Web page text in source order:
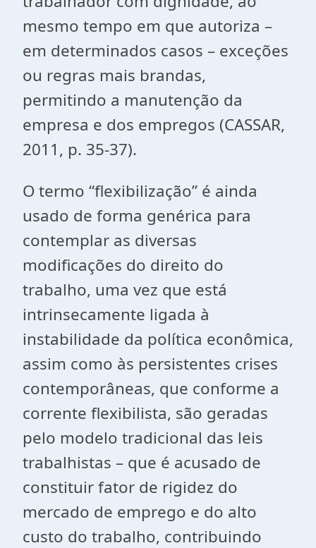
mesmo tempo em que autoriza –
em determinados casos – exceções
ou regras mais brandas,
permitindo a manutenção da
empresa e dos empregos (CASSAR,
2011, p. 35-37).
O termo “flexibilização” é ainda
usado de forma genérica para
contemplar as diversas
modificações do direito do
trabalho, uma vez que está
intrinsecamente ligada à
instabilidade da política econômica,
assim como às persistentes crises
contemporâneas, que conforme a
corrente flexibilista, são geradas
pelo modelo tradicional das leis
trabalhistas – que é acusado de
constituir fator de rigidez do
mercado de emprego e do alto
custo do trabalho, contribuindo